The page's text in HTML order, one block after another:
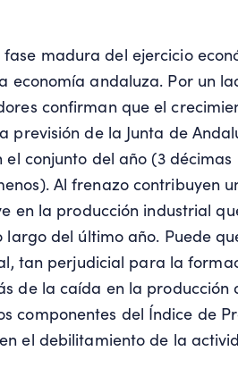
madura del ejercicio
economía andaluza. Por un
confirman que el
previsión de la Junta de
el conjunto del año (3
Al frenazo contribuyen
en la producción industrial
largo del último año. Puede
tan perjudicial para la
de la caída en la producción
componentes del Índice de
el debilitamiento de la